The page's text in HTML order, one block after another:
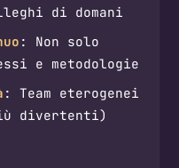
di domani
: Non solo
e metodologie
: Team eterogenei
divertenti)